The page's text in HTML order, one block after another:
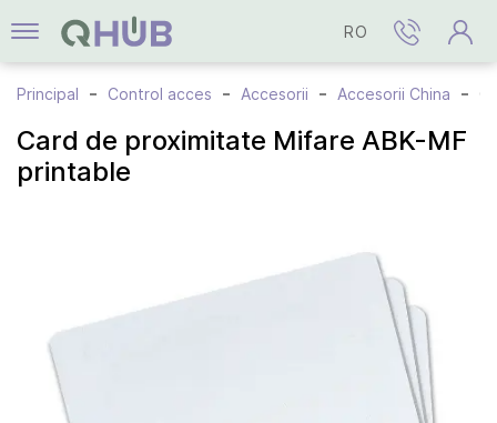
RO
Principal Control acces Accesorii Accesorii China
Card de proximitate Mifare ABK-MF
printable